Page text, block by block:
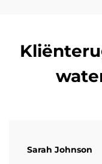
Sarah Johnson